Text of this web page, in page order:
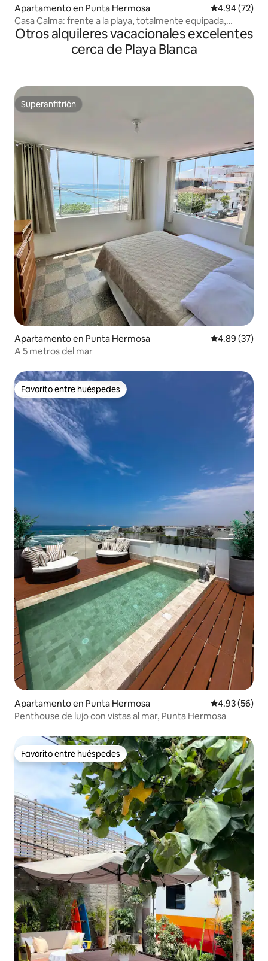
Apartamento en Punta Hermosa Calificación
4.94 (72)
Casa Calma: frente a la playa, totalmente equipada,
piscina privada
Otros alquileres vacacionales excelentes
cerca de Playa Blanca
Superanfitrión
Superanfitrión
Apartamento en Punta Hermosa Calificación
4.89 (37)
A 5 metros del mar
Favorito entre huéspedes
Favorito entre huéspedes
Apartamento en Punta Hermosa Calificación
4.93 (56)
Penthouse de lujo con vistas al mar, Punta Hermosa
Favorito entre huéspedes
Favorito entre huéspedes